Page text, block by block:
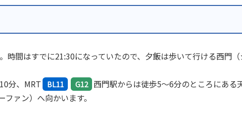
時間はすでに21:30になっていたので、夕飯は歩いて行ける西門（
分、MRT
BL11 G12 西門駅からは徒歩5～6分のところにある
ファン）へ向かいます。